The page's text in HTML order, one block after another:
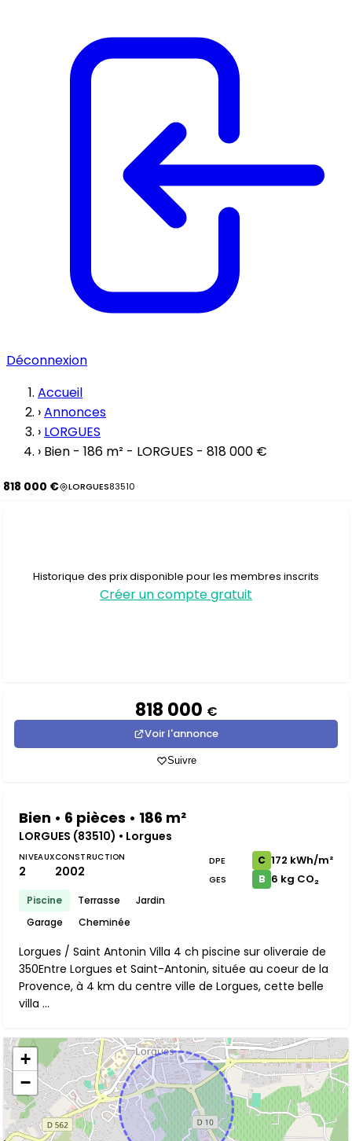
Déconnexion
Accueil
›Annonces
› LORGUES
› Bien - 186 m² - LORGUES - 818 000 €
818 000 € LORGUES83510
Historique des prix disponible pour les membres inscrits
Créer un compte gratuit
818 000 €
Voir l'annonce
Suivre
Bien • 6 pièces • 186 m²
LORGUES (83510) • Lorgues
NIVEAUX
2
CONSTRUCTION
2002
Piscine Terrasse
Jardin
Garage
Cheminée
DPE C 172 kWh/m²
GES B 6 kg CO₂
Lorgues / Saint Antonin Villa 4 ch piscine sur oliveraie de
350Entre Lorgues et Saint-Antonin, située au coeur de la
Provence, à 4 km du centre ville de Lorgues, cette belle
villa ...
+
−